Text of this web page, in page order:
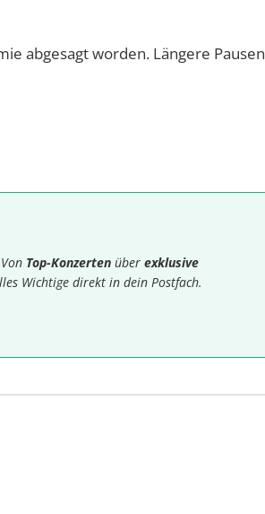
abgesagt worden. Längere Pausen
Top-Konzertenüber exklusive
Wichtige direkt in dein Postfach.